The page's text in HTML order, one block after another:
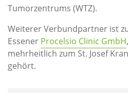
Tumorzentrums (WTZ).
Weiterer Verbundpartner ist
Essener Procelsio Clinic GmbH
mehrheitlich zum St. Josef
gehört.